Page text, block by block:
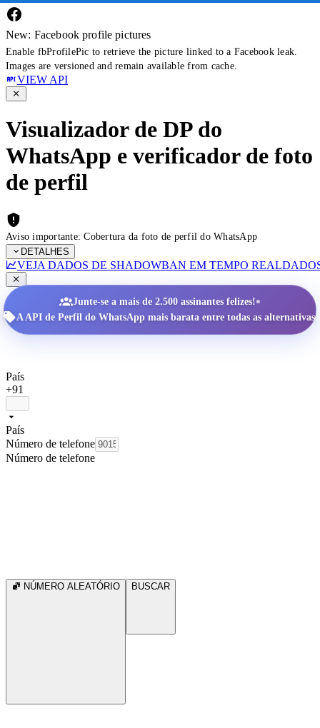
New: Facebook profile pictures
Enable fbProfilePic to retrieve the picture linked to a Facebook leak.
Images are versioned and remain available from cache.
VIEW API
Visualizador de DP do
WhatsApp e verificador de foto
de perfil
Aviso importante: Cobertura da foto de perfil do WhatsApp
DETALHES
VEJA DADOS DE SHADOWBAN EM TEMPO REAL
Junte-se a mais de 2.500 assinantes felizes!•
A API de Perfil do WhatsApp mais barata entre todas as alternativas.
País
+91
País
Número de telefone
Número de telefone
NÚMERO ALEATÓRIO BUSCAR